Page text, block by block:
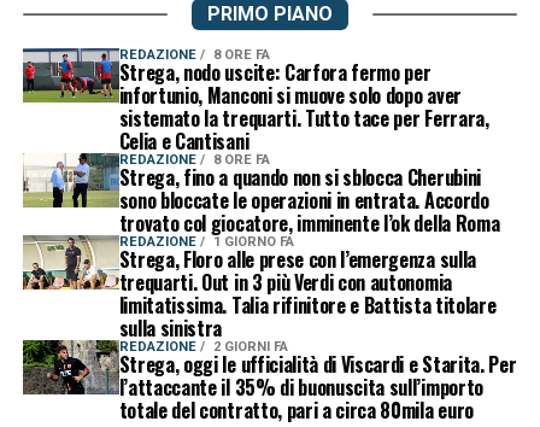
PRIMO PIANO
REDAZIONE 8 ORE FA
Strega, nodo uscite: Carfora fermo per
infortunio, Manconi si muove solo dopo aver
sistemato la trequarti. Tutto tace per Ferrara,
Celia e Cantisani
REDAZIONE 8 ORE FA
Strega, fino a quando non si sblocca Cherubini
sono bloccate le operazioni in entrata. Accordo
trovato col giocatore, imminente l’ok della Roma
REDAZIONE 1 GIORNO FA
Strega, Floro alle prese con l’emergenza sulla
trequarti. Out in 3 più Verdi con autonomia
limitatissima. Talia rifinitore e Battista titolare
sulla sinistra
REDAZIONE 2 GIORNI FA
Strega, oggi le ufficialità di Viscardi e Starita. Per
l’attaccante il 35% di buonuscita sull’importo
totale del contratto, pari a circa 80mila euro